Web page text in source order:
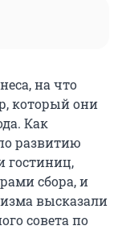
на что
который они
Как
развитию
гостиниц,
сбора, и
высказали
совета по